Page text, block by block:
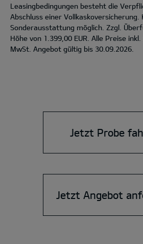
Leasingbedingungen besteht die
Abschluss einer
Sonderausstattung möglich. Zzgl.
Höhe von 1.399,00 EUR. Alle Preise
MwSt. Angebot gültig bis 30.09.2026.
Jetzt Probe
Jetzt Angebot